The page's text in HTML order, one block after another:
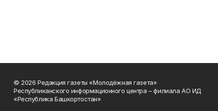
© 2026 Редакция газеты «Молодёжная газета»
Республиканского информационного центра – филиала АО ИД
«Республика Башкортостан»